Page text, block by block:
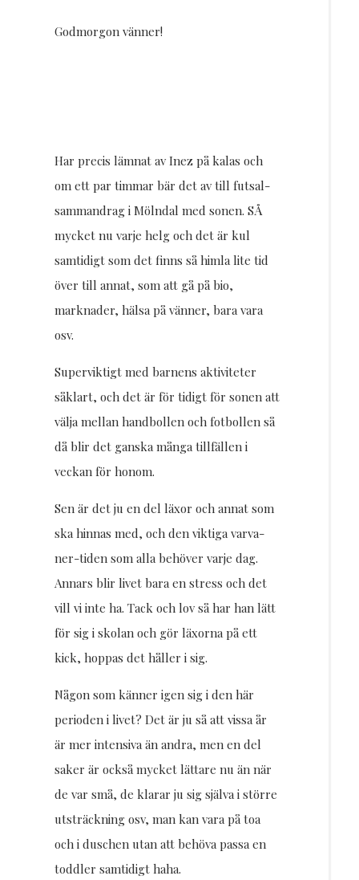
Godmorgon vänner!
Har precis lämnat av Inez på kalas och
om ett par timmar bär det av till futsal-
sammandrag i Mölndal med sonen. SÅ
mycket nu varje helg och det är kul
samtidigt som det finns så himla lite tid
över till annat, som att gå på bio,
marknader, hälsa på vänner, bara vara
osv.
Superviktigt med barnens aktiviteter
såklart, och det är för tidigt för sonen att
välja mellan handbollen och fotbollen så
då blir det ganska många tillfällen i
veckan för honom.
Sen är det ju en del läxor och annat som
ska hinnas med, och den viktiga varva-
ner-tiden som alla behöver varje dag.
Annars blir livet bara en stress och det
vill vi inte ha. Tack och lov så har han lätt
för sig i skolan och gör läxorna på ett
kick, hoppas det håller i sig.
Någon som känner igen sig i den här
perioden i livet? Det är ju så att vissa år
är mer intensiva än andra, men en del
saker är också mycket lättare nu än när
de var små, de klarar ju sig själva i större
utsträckning osv, man kan vara på toa
och i duschen utan att behöva passa en
toddler samtidigt haha.